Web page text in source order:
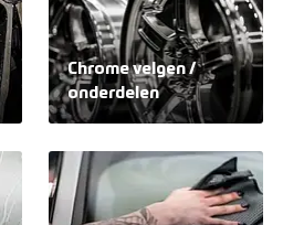
Chrome velgen /
onderdelen